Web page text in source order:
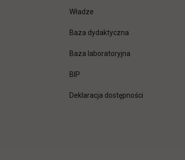
Władze
Baza dydaktyczna
Baza laboratoryjna
BIP
Deklaracja dostępności